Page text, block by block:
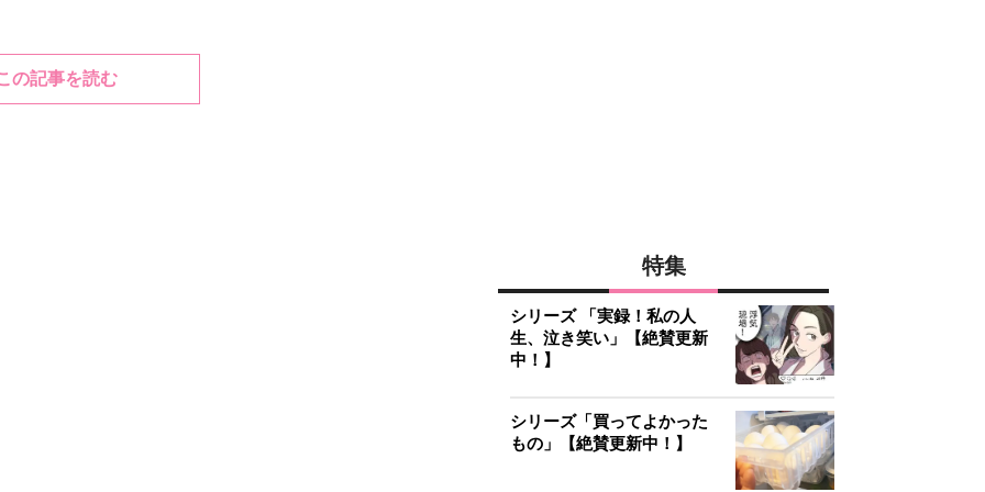
の記事を読む
特集
シリーズ 「実録！私の人
生、泣き笑い」【絶賛更新
中！】
シリーズ「買ってよかった
もの」【絶賛更新中！】